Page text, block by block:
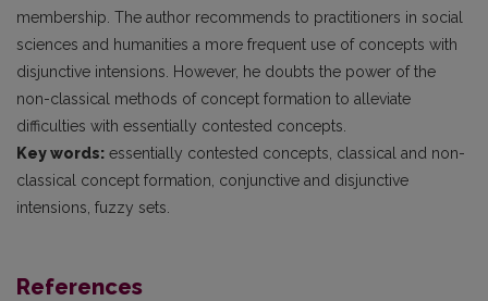
membership. The author recommends to practitioners in social
sciences and humanities a more frequent use of concepts with
disjunctive intensions. However, he doubts the power of the
non-classical methods of concept formation to alleviate
difficulties with essentially contested concepts.
Key words: essentially contested concepts, classical and non-
classical concept formation, conjunctive and disjunctive
intensions, fuzzy sets.
References